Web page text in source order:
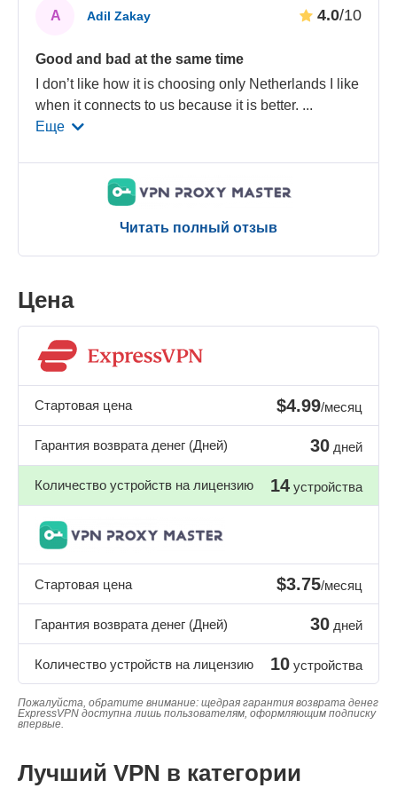
A Adil Zakay 4.0/10
Good and bad at the same time
I don’t like how it is choosing only Netherlands I like
when it connects to us because it is better. ...
Еще
Читать полный отзыв
Цена
Стартовая цена $4.99/месяц
Гарантия возврата денег (Дней) 30 дней
Количество устройств на лицензию 14 устройства
Стартовая цена $3.75/месяц
Гарантия возврата денег (Дней) 30 дней
Количество устройств на лицензию 10 устройства
Пожалуйста, обратите внимание: щедрая гарантия возврата денег
ExpressVPN доступна лишь пользователям, оформляющим подписку
впервые.
Лучший VPN в категории